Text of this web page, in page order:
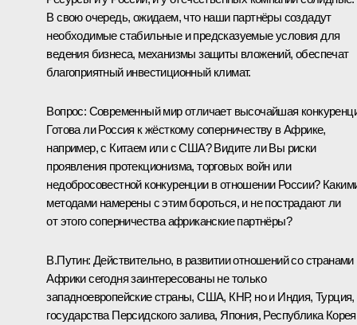
В свою очередь, ожидаем, что наши партнёры создадут
необходимые стабильные и предсказуемые условия для
ведения бизнеса, механизмы защиты вложений, обеспечат
благоприятный инвестиционный климат.
Вопрос: Современный мир отличает высочайшая
Готова ли Россия к жёсткому соперничеству в Африке,
например, с Китаем или с США? Видите ли Вы риски
проявления протекционизма, торговых войн или
недобросовестной конкуренции в отношении России?
методами намерены с этим бороться, и не пострадают ли
от этого соперничества африканские партнёры?
В.Путин: Действительно, в развитии отношений со странами
Африки сегодня заинтересованы не только
западноевропейские страны, США, КНР, но и Индия, Турция,
государства Персидского залива, Япония, Республика